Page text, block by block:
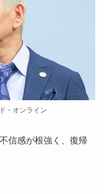
・オンライン
信感が根強く、復帰